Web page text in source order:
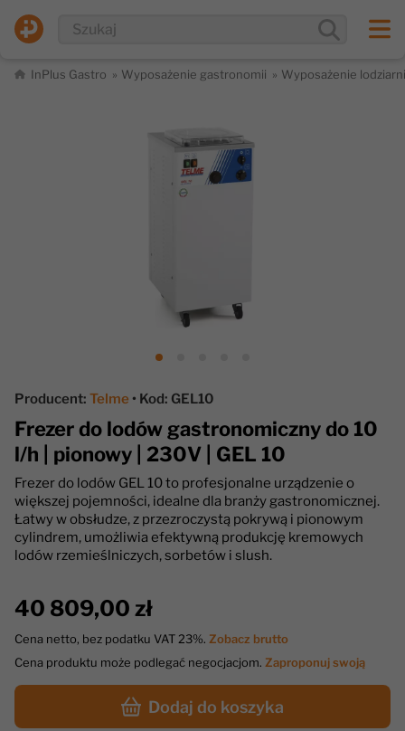
InPlus Gastro Wyposażenie gastronomii Wyposażenie lodziarni
Producent: Telme • Kod: GEL10
Frezer do lodów gastronomiczny do 10
l/h | pionowy | 230V | GEL 10
Frezer do lodów GEL 10 to profesjonalne urządzenie o
większej pojemności, idealne dla branży gastronomicznej.
Łatwy w obsłudze, z przezroczystą pokrywą i pionowym
cylindrem, umożliwia efektywną produkcję kremowych
lodów rzemieślniczych, sorbetów i slush.
40 809,00 zł
Cena netto, bez podatku VAT 23%. Zobacz brutto
Cena produktu może podlegać negocjacjom. Zaproponuj swoją
Dodaj do koszyka